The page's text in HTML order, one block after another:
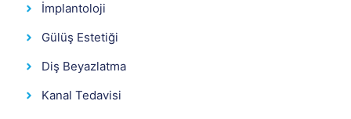
İmplantoloji
Gülüş Estetiği
Diş Beyazlatma
Kanal Tedavisi